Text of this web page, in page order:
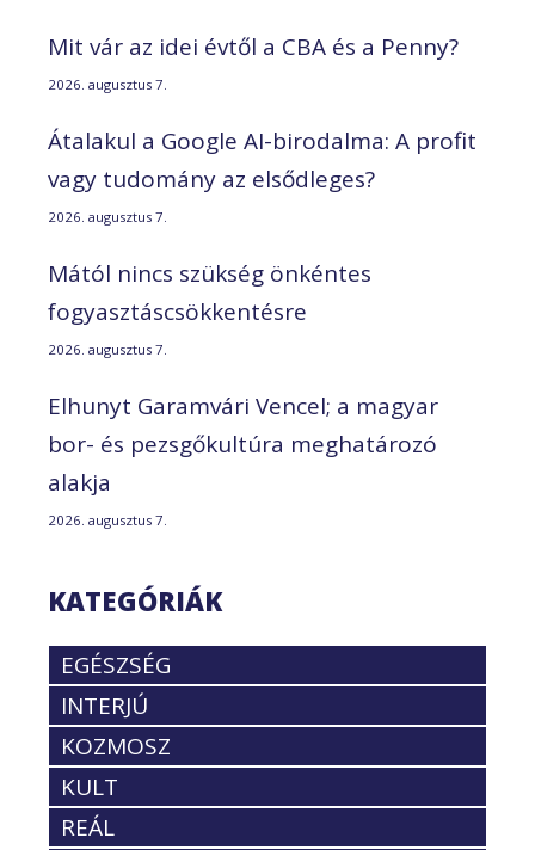
Mit vár az idei évtől a CBA és a Penny?
2026. augusztus 7.
Átalakul a Google AI-birodalma: A profit
vagy tudomány az elsődleges?
2026. augusztus 7.
Mától nincs szükség önkéntes
fogyasztáscsökkentésre
2026. augusztus 7.
Elhunyt Garamvári Vencel; a magyar
bor- és pezsgőkultúra meghatározó
alakja
2026. augusztus 7.
KATEGÓRIÁK
EGÉSZSÉG
INTERJÚ
KOZMOSZ
KULT
REÁL